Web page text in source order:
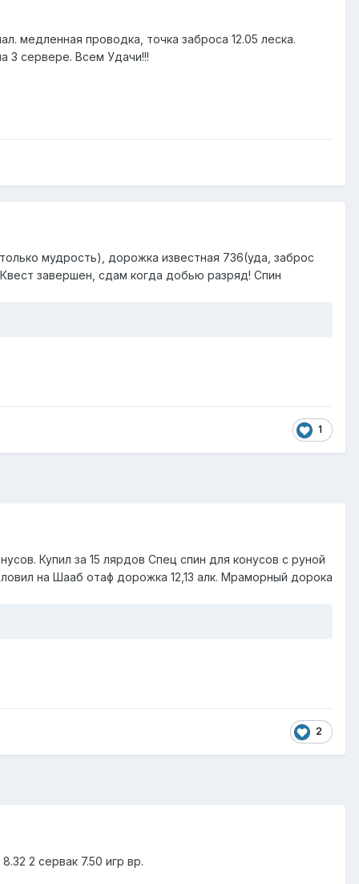
медленная проводка, точка заброса 12.05 леска.
3 сервере. Всем Удачи!!!
мудрость), дорожка известная 736(уда, заброс
завершен, сдам когда добью разряд! Спин
1
Купил за 15 лярдов Спец спин для конусов с руной
на Шааб отаф дорожка 12,13 алк. Мраморный дорока
2
2 сервак 7.50 игр вр.